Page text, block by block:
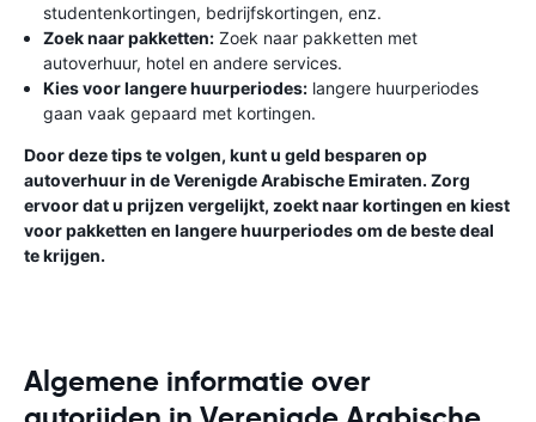
studentenkortingen, bedrijfskortingen, enz.
Zoek naar pakketten: Zoek naar pakketten met
autoverhuur, hotel en andere services.
Kies voor langere huurperiodes: langere huurperiodes
gaan vaak gepaard met kortingen.
Door deze tips te volgen, kunt u geld besparen op
autoverhuur in de Verenigde Arabische Emiraten. Zorg
ervoor dat u prijzen vergelijkt, zoekt naar kortingen en kiest
voor pakketten en langere huurperiodes om de beste deal
te krijgen.
Algemene informatie over